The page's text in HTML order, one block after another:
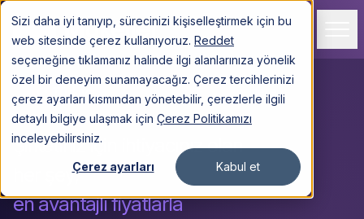
Sizi daha iyi tanıyıp, sürecinizi kişiselleştirmek için bu
web sitesinde çerez kullanıyoruz. Reddet
seçeneğine tıklamanız halinde ilgi alanlarınıza yönelik
özel bir deneyim sunamayacağız. Çerez tercihlerinizi
çerez ayarları kısmından yönetebilir, çerezlerle ilgili
detaylı bilgiye ulaşmak için Çerez Politikamızı
inceleyebilirsiniz.
Çerez ayarları Kabul et
Hizmetler
TÜRKİYE
AMERİKA
İNGİLTERE
Giriş Yapın
Türkiye Amerika İngiltere
Şirketiniz için ihtiyacınız olan
her şey,
en avantajlı fiyatlarla